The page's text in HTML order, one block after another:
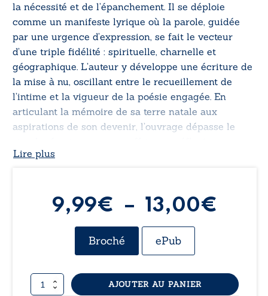
la nécessité et de l’épanchement. Il se déploie
comme un manifeste lyrique où la parole, guidée
par une urgence d’expression, se fait le vecteur
d’une triple fidélité : spirituelle, charnelle et
géographique. L’auteur y développe une écriture de
la mise à nu, oscillant entre le recueillement de
l’intime et la vigueur de la poésie engagée. En
articulant la mémoire de sa terre natale aux
aspirations de son devenir, l’ouvrage dépasse le
l’enracinement et l’espérance contemporaine.
Lire plus
9,99€ – 13,00€
Broché ePub
quantité
AJOUTER AU PANIER